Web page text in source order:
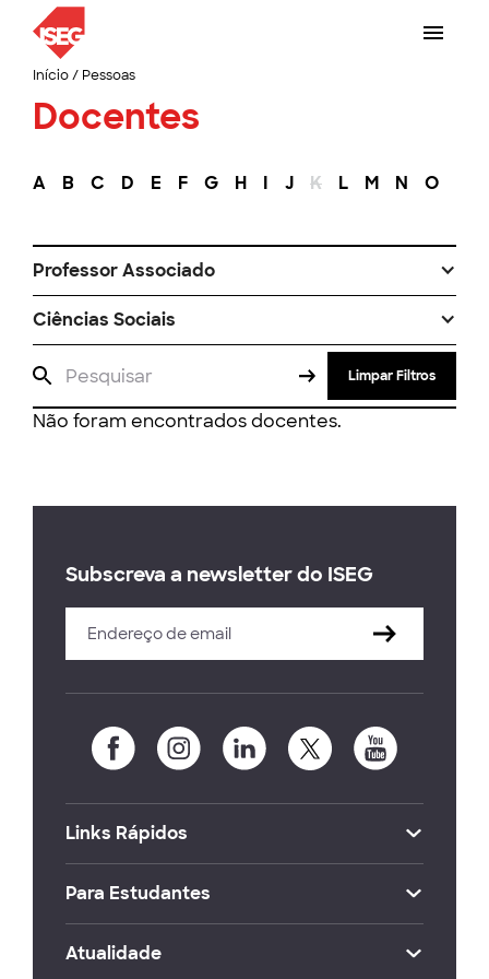
Início/ Pessoas
Docentes
A B C D E F G H I J K L M N O
Professor Associado
Ciências Sociais
Limpar Filtros
Não foram encontrados docentes.
Subscreva a newsletter do ISEG
Links Rápidos
Para Estudantes
Atualidade